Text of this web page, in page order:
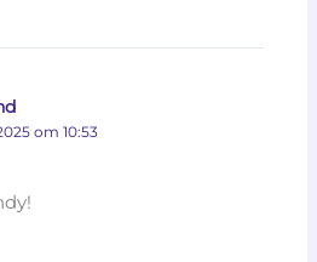
om 10:53